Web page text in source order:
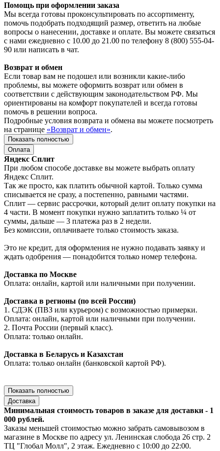
Помощь при оформлении заказа
Мы всегда готовы проконсультировать по ассортименту,
помочь подобрать подходящий размер, ответить на любые
вопросы о нанесении, доставке и оплате. Вы можете связаться
с нами ежедневно с 10.00 до 21.00 по телефону 8 (800) 555-04-
90 или написать в чат.
Возврат и обмен
Если товар вам не подошел или возникли какие-либо
проблемы, вы можете оформить возврат или обмен в
соответствии с действующим законодательством РФ. Мы
ориентированы на комфорт покупателей и всегда готовы
помочь в решении вопроса.
Подробные условия возврата и обмена вы можете посмотреть
на странице «Возврат и обмен».
Показать полностью
Оплата
Яндекс Сплит
При любом способе доставке вы можете выбрать оплату
Яндекс Сплит.
Так же просто, как платить обычной картой. Только сумма
списывается не сразу, а постепенно, равными частями.
Сплит — сервис рассрочки, который делит оплату покупки на
4 части. В момент покупки нужно заплатить только ¼ от
суммы, дальше — 3 платежа раз в 2 недели.
Без комиссии, оплачиваете только стоимость заказа.
Это не кредит, для оформления не нужно подавать заявку и
ждать одобрения — понадобится только номер телефона.
Доставка по Москве
Оплата: онлайн, картой или наличными при получении.
Доставка в регионы (по всей России)
1. СДЭК (ПВЗ или курьером) с возможностью примерки.
Оплата: онлайн, картой или наличными при получении.
2. Почта России (первый класс).
Оплата: только онлайн.
Доставка в Беларусь и Казахстан
Оплата: только онлайн (банковской картой РФ).
Показать полностью
Доставка
Минимальная стоимость товаров в заказе для доставки - 1
000 рублей.
Заказы меньшей стоимостью можно забрать самовывозом в
магазине в Москве по адресу ул. Ленинская слобода 26 стр. 2
ТЦ "Глобал Молл", 2 этаж. Ежедневно с 10:00 до 22:00.